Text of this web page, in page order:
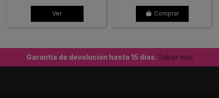
Ver Comprar
Garantía de devolución hasta 15 días. Saber más